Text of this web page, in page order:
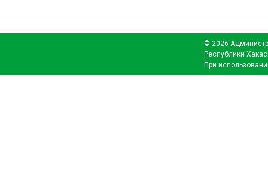
© 2026
Республики
При